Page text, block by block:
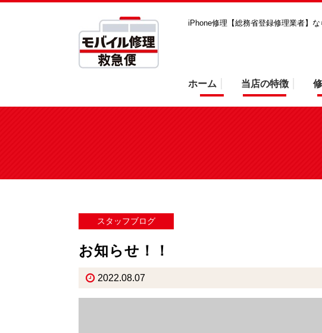
iPhone修理【総務省登録修理業者】
ホーム 当店の特徴
スタッフブログ
お知らせ！！
2022.08.07